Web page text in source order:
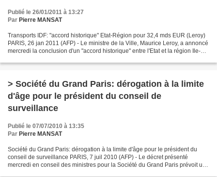
Publié le 26/01/2011 à 13:27
Par Pierre MANSAT
Transports IDF: "accord historique" Etat-Région pour 32,4 mds EUR (Leroy)
PARIS, 26 jan 2011 (AFP) - Le ministre de la Ville, Maurice Leroy, a annoncé
mercredi la conclusion d'un "accord historique" entre l'Etat et la région Ile-de-
> Société du Grand Paris: dérogation à la limite
d'âge pour le président du conseil de
surveillance
Publié le 07/07/2010 à 13:35
Par Pierre MANSAT
Société du Grand Paris: dérogation à la limite d'âge pour le président du
conseil de surveillance PARIS, 7 juil 2010 (AFP) - Le décret présenté
mercredi en conseil des ministres pour la Société du Grand Paris prévoit une